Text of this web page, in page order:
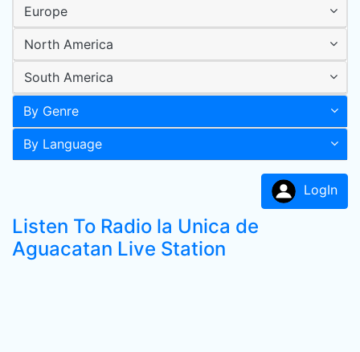
Europe
North America
South America
By Genre
By Language
LogIn
Listen To Radio la Unica de
Aguacatan Live Station